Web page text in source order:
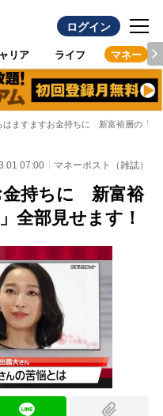
ログイン
リア ライフ マネー
はますますお金持ちに 新富裕層の「財
07:00 マネーポスト（雑誌）
金持ちに 新富裕
全部見せます！